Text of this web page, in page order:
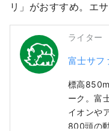
リ」がおすすめ。エ
ライター
富士サフ
標高
ーク。富
イオンや
800頭の